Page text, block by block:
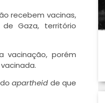
recebem vacinas,
Gaza, território
vacinação, porém
doapartheid de que